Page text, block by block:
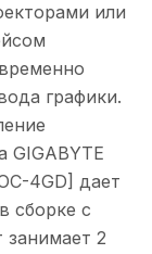
или
графики.
GIGABYTE
4GD] дает
сборке с
2